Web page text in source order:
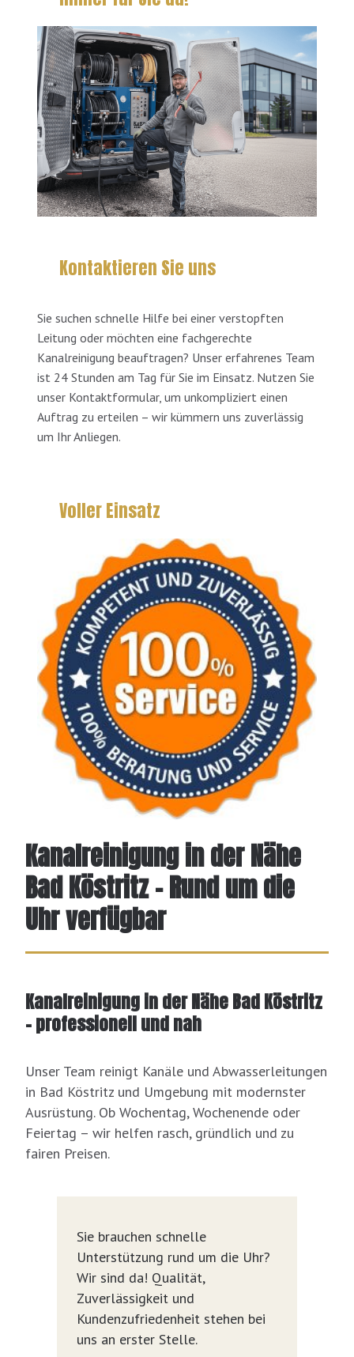
Kanalreinigung in der Nähe
Bad Köstritz – Rund um die
Uhr verfügbar
Kanalreinigung in der Nähe Bad Köstritz
– professionell und nah
Unser Team reinigt Kanäle und Abwasserleitungen
in Bad Köstritz und Umgebung mit modernster
Ausrüstung. Ob Wochentag, Wochenende oder
Feiertag – wir helfen rasch, gründlich und zu
fairen Preisen.
Sie brauchen schnelle
Unterstützung rund um die Uhr?
Wir sind da! Qualität,
Zuverlässigkeit und
Kundenzufriedenheit stehen bei
uns an erster Stelle.
Kontaktieren Sie uns
Sie suchen schnelle Hilfe bei einer verstopften
Leitung oder möchten eine fachgerechte
Kanalreinigung beauftragen? Unser erfahrenes Team
ist 24 Stunden am Tag für Sie im Einsatz. Nutzen Sie
unser Kontaktformular, um unkompliziert einen
Auftrag zu erteilen – wir kümmern uns zuverlässig
um Ihr Anliegen.
Voller Einsatz